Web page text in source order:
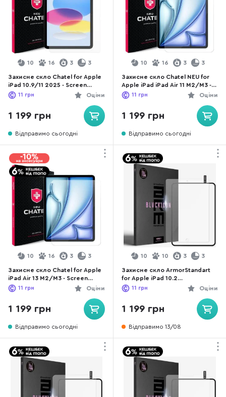
10 16 3 3
Захисне скло Chatel for Apple
iPad 10.9/11 2025 - Screen
Protectiv HD Glass 0.26mm
(NEU-10.9)
Оціни
11 грн
1 199 грн
Відправимо сьогодні
10 16 3 3
Захисне скло Chatel NEU for
Apple iPad iPad Air 11 M2/M3 -
Screen Protective HD Glass
0.26mm (NEU-10.9.Air11.2024)
Оціни
11 грн
1 199 грн
Відправимо сьогодні
10 16 3 3
Захисне скло Chatel for Apple
iPad Air 13 M2/M3 - Screen
Protective HD Glass 0.26mm
(NEU-10.9.Air13.2024)
Оціни
11 грн
1 199 грн
Відправимо сьогодні
10 10 3 3
Захисне скло ArmorStandart
for Apple iPad 10.2
2021/2020/2019 - Supreme
Black Icon (ARM78099)
Оціни
11 грн
1 199 грн
Відправимо 13/08